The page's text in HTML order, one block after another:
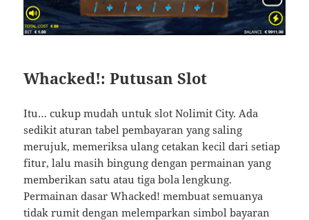
Whacked!: Putusan Slot
Itu… cukup mudah untuk slot Nolimit City. Ada
sedikit aturan tabel pembayaran yang saling
merujuk, memeriksa ulang cetakan kecil dari setiap
fitur, lalu masih bingung dengan permainan yang
memberikan satu atau tiga bola lengkung.
Permainan dasar Whacked! membuat semuanya
tidak rumit dengan melemparkan simbol bayaran